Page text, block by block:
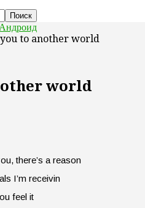
to another world
world
there’s a reason
I’m receivin
feel it